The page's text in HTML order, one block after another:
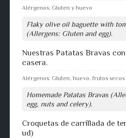
Alérgenos: Gluten y huevo
Flaky olive oil baguette with
(Allergens: Gluten and egg).
Nuestras Patatas Bravas
casera.
Alérgenos: Gluten, huevo, frutos secos
Homemade Patatas Bravas
egg, nuts and celery).
Croquetas de carrillada de
ud)